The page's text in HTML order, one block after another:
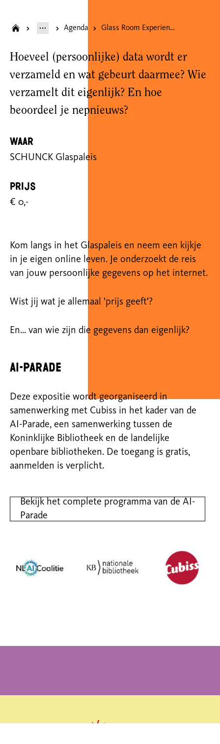
Agenda Glass Room Experience
Hoeveel (persoonlijke) data wordt er
verzameld en wat gebeurt daarmee? Wie
verzamelt dit eigenlijk? En hoe
beoordeel je nepnieuws?
Waar
SCHUNCK Glaspaleis
Prijs
€ 0,-
Kom langs in het Glaspaleis en neem een kijkje
in je eigen online leven. Je onderzoekt de reis
van jouw persoonlijke gegevens op het internet.
Wist jij wat je allemaal 'prijs geeft'?
En... van wie zijn die gegevens dan eigenlijk?
AI-Parade
Deze expositie wordt georganiseerd in
samenwerking met Cubiss in het kader van de
AI-Parade, een samenwerking tussen de
Koninklijke Bibliotheek en de landelijke
openbare bibliotheken. De toegang is gratis,
aanmelden is verplicht.
Bekijk het complete programma van de AI-
Parade